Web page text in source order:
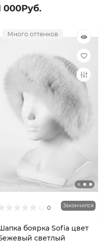
000Руб.
Много оттенков
0 Закончился
боярка Sofia цвет
светлый